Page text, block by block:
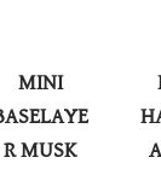
MINI
R MUSK